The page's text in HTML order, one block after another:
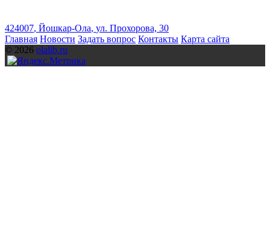
424007, Йошкар-Ола, ул. Прохорова, 30
Главная Новости Задать вопрос Контакты Карта сайта
© 2026 olalib.ru